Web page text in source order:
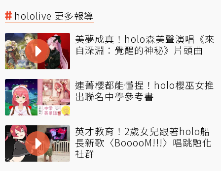
hololive 更多報導
美夢成真！holo森美聲演唱《來
自深淵：覺醒的神秘》片頭曲
連菁櫻都能懂捏！holo櫻巫女推
出聯名中學參考書
英才教育！2歲女兒跟著holo船
長新歌〈BooooM!!!〉唱跳融化
社群